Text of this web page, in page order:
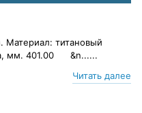
Материал: титановый
мм. 401.00 &n......
Читать далее